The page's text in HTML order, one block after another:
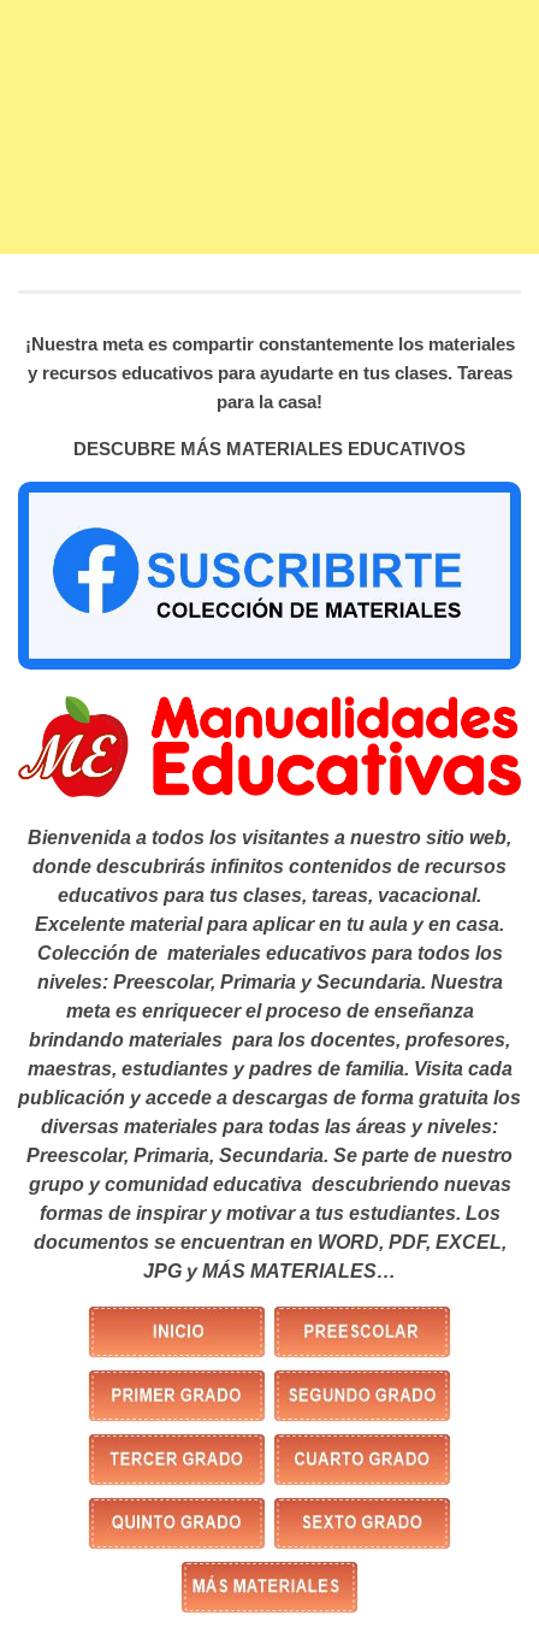
¡Nuestra meta es compartir constantemente los materiales
y recursos educativos para ayudarte en tus clases. Tareas
para la casa!
DESCUBRE MÁS MATERIALES EDUCATIVOS
Bienvenida a todos los visitantes a nuestro sitio web,
donde descubrirás infinitos contenidos de recursos
educativos para tus clases, tareas, vacacional.
Excelente material para aplicar en tu aula y en casa.
Colección de materiales educativos para todos los
niveles: Preescolar, Primaria y Secundaria. Nuestra
meta es enriquecer el proceso de enseñanza
brindando materiales para los docentes, profesores,
maestras, estudiantes y padres de familia. Visita cada
publicación y accede a descargas de forma gratuita los
diversas materiales para todas las áreas y niveles:
Preescolar, Primaria, Secundaria. Se parte de nuestro
grupo y comunidad educativa descubriendo nuevas
formas de inspirar y motivar a tus estudiantes. Los
documentos se encuentran en WORD, PDF, EXCEL,
JPG y MÁS MATERIALES…